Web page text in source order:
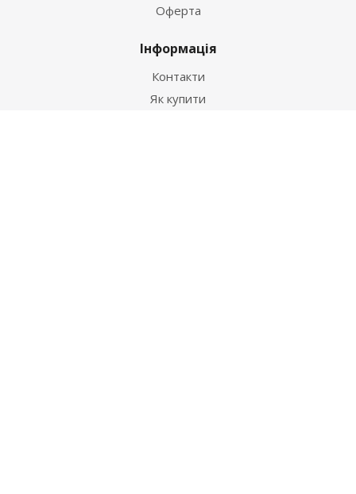
Оферта
Інформація
Контакти
Як купити